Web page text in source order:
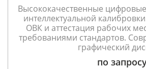
Высококачественные
интеллектуальной
ОВК и аттестация рабочих
требованиями стандартов.
графический
по